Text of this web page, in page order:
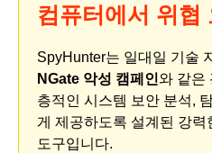
컴퓨터에서 위협
SpyHunter는 일대일 기술
NGate 악성 캠페인와 같은
층적인 시스템 보안 분석,
게 제공하도록 설계된 강력
도구입니다.